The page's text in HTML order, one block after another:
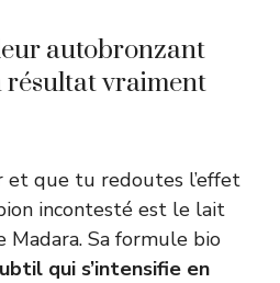
autobronzant
vraiment
que tu redoutes l’effet
incontesté est le lait
Madara. Sa formule bio
qui s’intensifie en